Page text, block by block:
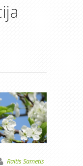
Raitis Sametis